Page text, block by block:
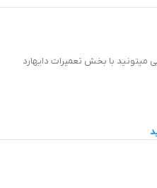
میتونید با بخش تعمیرات دایهارد